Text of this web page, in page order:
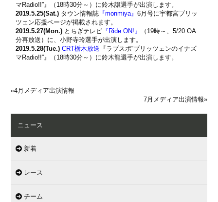
マRadio!!”』（18時30分～）に鈴木譲選手が出演します。
2019.5.25(Sat.) タウン情報誌 『monmiya』6月号に宇都宮ブリッ
ツェン応援ページが掲載されます。
2019.5.27(Mon.) とちぎテレビ 『Ride ON!』
（19時～、5/20 OA
分再放送）に、小野寺玲選手が出演します。
2019.5.28(Tue.) CRT栃木放送 『ラブスポ“ブリッツェンのイナズ
マRadio!!”』（18時30分～）に鈴木龍選手が出演します。
«4月メディア出演情報
7月メディア出演情報»
ニュース
新着
レース
チーム